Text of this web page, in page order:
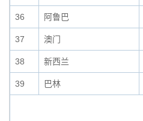
36 阿鲁巴
37 澳门
38 新西兰
39 巴林